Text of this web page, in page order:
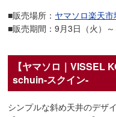
■販売場所： ヤマソロ楽天市
■販売期間：9月3日（火）～
【ヤマソロ｜VISSEL
schuin-スクイン-
シンプルな斜め天井のデザ